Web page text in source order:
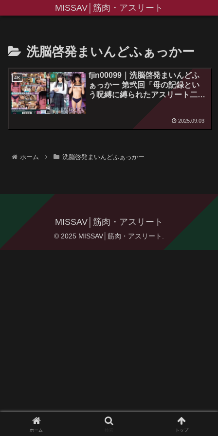
MISSAV│筋肉・アスリート
洗脳啓発まいんどふぁっかー
4K
fjin00099｜洗脳啓発まいんどふ
ぁっかー 第弐回「母の記録とい
う呪縛に縛られたアスリート二世
を催●ブルマ指導してみたw」北
2025.09.03
ホーム 洗脳啓発まいんどふぁっかー
MISSAV│筋肉・アスリート
© 2025 MISSAV│筋肉・アスリート.
ホーム トップ